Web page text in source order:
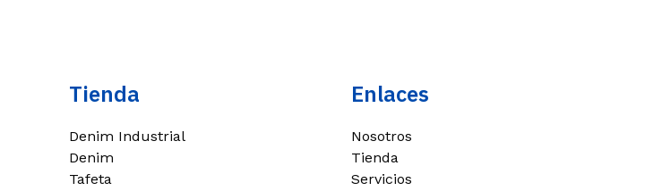
Tienda
Denim Industrial
Denim
Tafeta
Enlaces
Nosotros
Tienda
Servicios